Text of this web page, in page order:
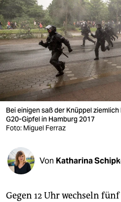
wahrheit
verlag
verlag
veranstaltungen
shop
fragen & hilfe
unterstützen
abo
genossenschaft
epaper login
Bei einigen saß der Knüppel
G20-Gipfel in Hamburg 2017
Foto: Miguel Ferraz
Von Katharina
Gegen 12 Uhr wechseln